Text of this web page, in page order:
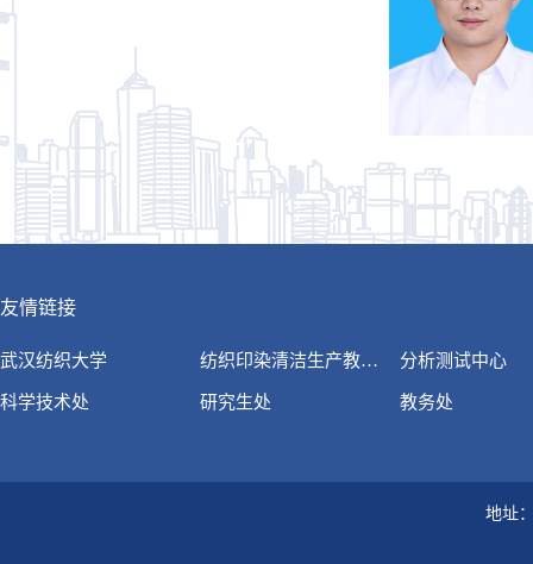
友情链接
武汉纺织大学 纺织印染清洁生产教… 分析测试中心
科学技术处 研究生处 教务处
地址